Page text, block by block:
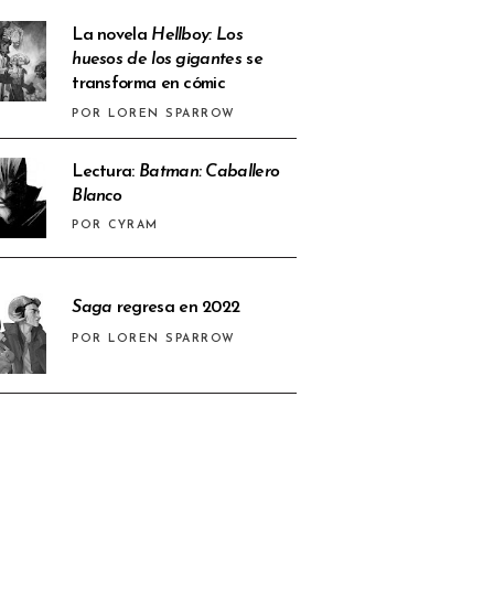
La novela Hellboy: Los
huesos de los gigantesse
transforma en cómic
POR LOREN SPARROW
Lectura: Batman: Caballero
Blanco
POR CYRAM
Saga regresa en 2022
POR LOREN SPARROW